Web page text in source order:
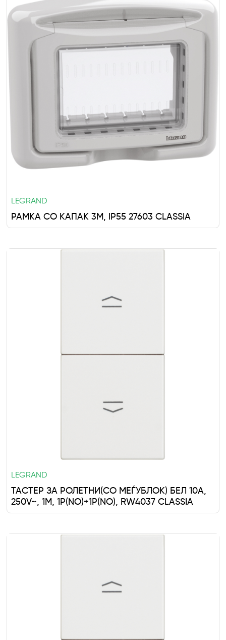
LEGRAND
РАМКА СО КАПАК 3M, IP55 27603 CLASSIA
LEGRAND
ТАСТЕР ЗА РОЛЕТНИ(СО МЕЃУБЛОK) БЕЛ 10A,
250V~, 1M, 1P(NO)+1P(NO), RW4037 CLASSIA